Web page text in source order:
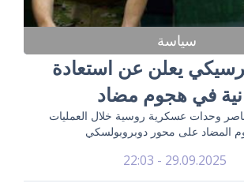
سياسة
يعلن عن استعادة
في هجوم مضاد
وحدات عسكرية روسية خلال العمليات
المضاد على محور دوبروبولسكي
29.09.2025 - 22:03